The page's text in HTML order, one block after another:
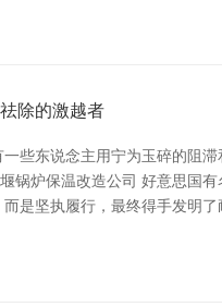
除的激越者
些东说念主用宁为玉碎的阻
锅炉保温改造公司 好意思国
是坚执履行，最终得手发明